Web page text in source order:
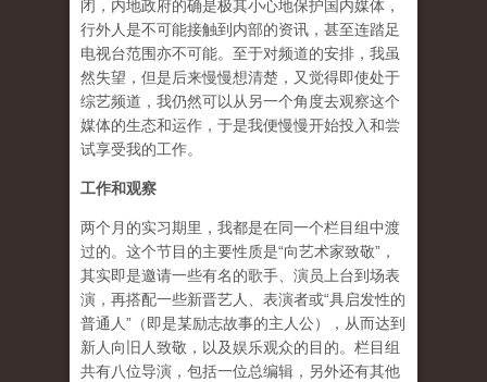
闭，内地政府的确是极其小心地保护国内媒体，
行外人是不可能接触到内部的资讯，甚至连踏足
电视台范围亦不可能。至于对频道的安排，我虽
然失望，但是后来慢慢想清楚，又觉得即使处于
综艺频道，我仍然可以从另一个角度去观察这个
媒体的生态和运作，于是我便慢慢开始投入和尝
试享受我的工作。
工作和观察
两个月的实习期里，我都是在同一个栏目组中渡
过的。这个节目的主要性质是“向艺术家致敬”，
其实即是邀请一些有名的歌手、演员上台到场表
演，再搭配一些新晋艺人、表演者或“具启发性的
普通人”（即是某励志故事的主人公），从而达到
新人向旧人致敬，以及娱乐观众的目的。栏目组
共有八位导演，包括一位总编辑，另外还有其他